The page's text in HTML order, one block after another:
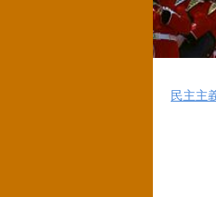
民主主